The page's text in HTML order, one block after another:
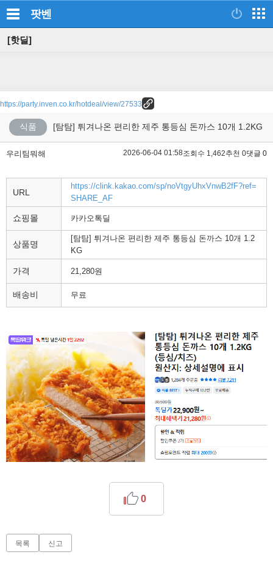
팟벤
[핫딜]
https://party.inven.co.kr/hotdeal/view/27533
식품 [탐탐] 튀겨나온 편리한 제주 통등심 돈까스 10개 1.2KG
우리팀뭐해 2026-06-04 01:58조회수 1,462추천 0댓글 0
URL
https://clink.kakao.com/sp/noVtgyUhxVnwB2fF?ref=
SHARE_AF
쇼핑몰 카카오톡딜
상품명
[탐탐] 튀겨나온 편리한 제주 통등심 돈까스 10개 1.2
KG
가격 21,280원
배송비 무료
0
목록 신고